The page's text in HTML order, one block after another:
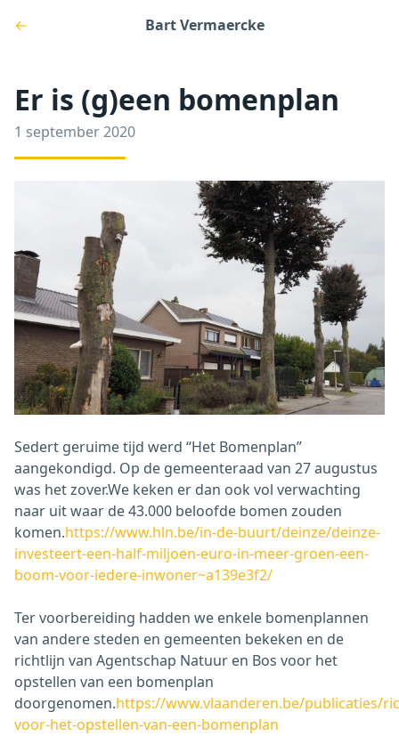
← Bart Vermaercke
Er is (g)een bomenplan
1 september 2020
Sedert geruime tijd werd “Het Bomenplan”
aangekondigd. Op de gemeenteraad van 27 augustus
was het zover.We keken er dan ook vol verwachting
naar uit waar de 43.000 beloofde bomen zouden
komen.https://www.hln.be/in-de-buurt/deinze/deinze-
investeert-een-half-miljoen-euro-in-meer-groen-een-
boom-voor-iedere-inwoner~a139e3f2/
Ter voorbereiding hadden we enkele bomenplannen
van andere steden en gemeenten bekeken en de
richtlijn van Agentschap Natuur en Bos voor het
opstellen van een bomenplan
doorgenomen.https://www.vlaanderen.be/publicaties/
voor-het-opstellen-van-een-bomenplan